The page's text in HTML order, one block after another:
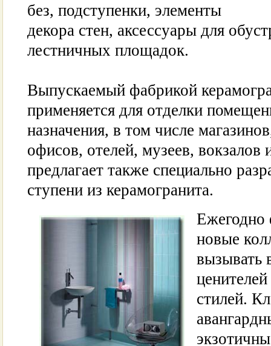
без, подступенки, элементы
декора стен, аксессуары для
лестничных площадок.
Выпускаемый фабрикой
применяется для отделки
назначения, в том числе
офисов, отелей, музеев, вокзалов
предлагает также специально
ступени из керамогранита.
Ежегодно
новые
вызывать
стилей.